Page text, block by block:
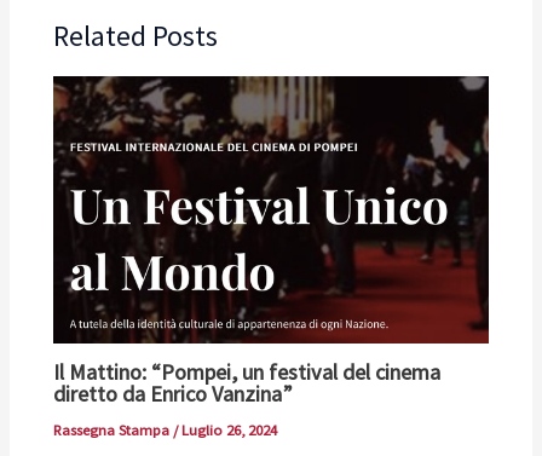
Related Posts
Il Mattino: “Pompei, un festival del cinema
diretto da Enrico Vanzina”
Rassegna Stampa /Luglio 26, 2024